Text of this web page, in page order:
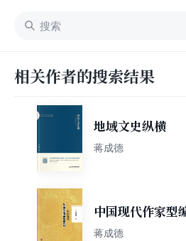
相关作者的搜索结果
地域文史纵横
蒋成德
中国现代作家型
蒋成德